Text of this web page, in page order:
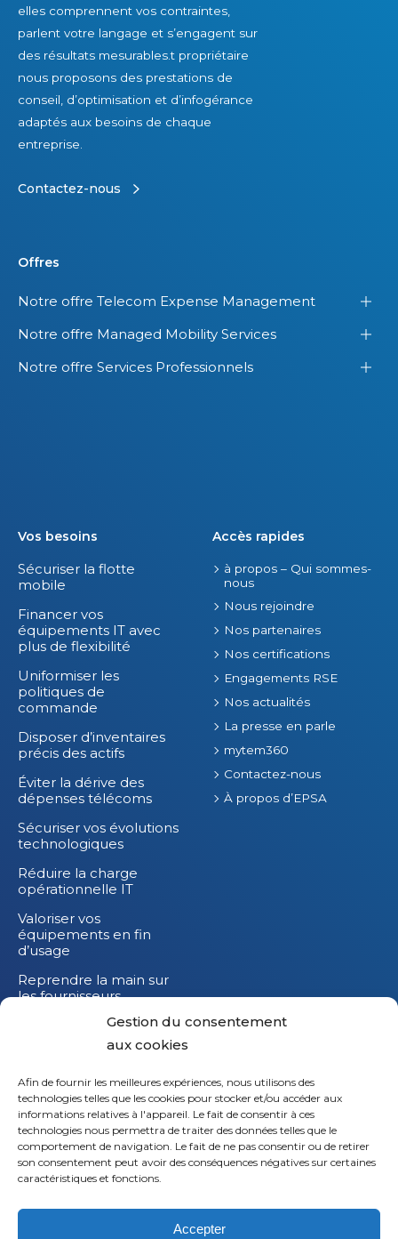
Gestion du consentement
aux cookies
Afin de fournir les meilleures expériences, nous utilisons des
technologies telles que les cookies pour stocker et/ou accéder aux
informations relatives à l'appareil. Le fait de consentir à ces
technologies nous permettra de traiter des données telles que le
comportement de navigation. Le fait de ne pas consentir ou de retirer
son consentement peut avoir des conséquences négatives sur certaines
caractéristiques et fonctions.
Accepter
elles comprennent vos contraintes,
parlent votre langage et s’engagent sur
des résultats mesurables.t propriétaire
nous proposons des prestations de
conseil, d’optimisation et d’infogérance
adaptés aux besoins de chaque
entreprise.
Contactez-nous
Offres
Notre offre Telecom Expense Management
Notre offre Managed Mobility Services
Notre offre Services Professionnels
Vos besoins
Sécuriser la flotte
mobile
Financer vos
équipements IT avec
plus de flexibilité
Uniformiser les
politiques de
commande
Disposer d’inventaires
précis des actifs
Éviter la dérive des
dépenses télécoms
Sécuriser vos évolutions
technologiques
Réduire la charge
opérationnelle IT
Valoriser vos
équipements en fin
d’usage
Reprendre la main sur
les fournisseurs
Réduire l’impact
carbone de vos
Accès rapides
à propos – Qui sommes-
nous
Nous rejoindre
Nos partenaires
Nos certifications
Engagements RSE
Nos actualités
La presse en parle
mytem360
Contactez-nous
À propos d’EPSA